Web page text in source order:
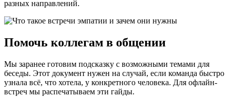
разных направлений.
Помочь коллегам в общении
Мы заранее готовим подсказку с возможными темами для
беседы. Этот документ нужен на случай, если команда быстро
узнала всё, что хотела, у конкретного человека. Для офлайн-
встреч мы распечатываем эти гайды.